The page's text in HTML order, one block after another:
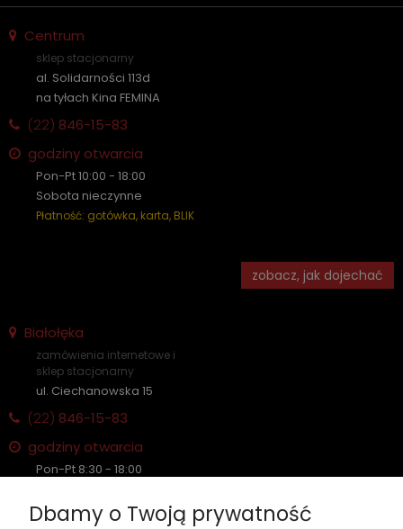
Centrum
sklep stacjonarny
al. Solidarności 113d
na tyłach Kina FEMINA
(22) 846-15-83
godziny otwarcia
Pon-Pt 10:00 - 18:00
Sobota nieczynne
Płatność: gotówka, karta, BLIK
zobacz, jak dojechać
Białołęka
zamówienia internetowe i
sklep stacjonarny
ul. Ciechanowska 15
(22) 846-15-83
godziny otwarcia
Pon-Pt 8:30 - 18:00
Płatność: gotówka, karta, BLIK
Dbamy o Twoją prywatność